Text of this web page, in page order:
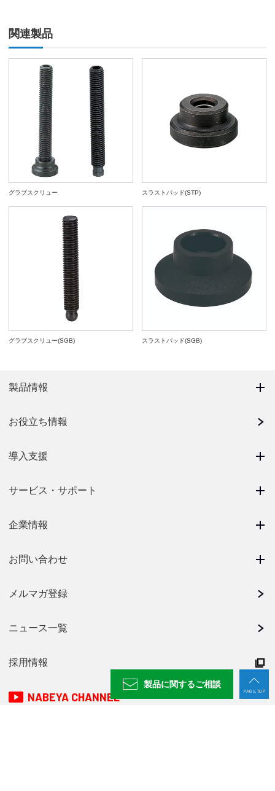
関連製品
グラブスクリュー スラストパッド(STP)
グラブスクリュー(SGB) スラストパッド(SGB)
製品に関するご相談
PAGE TOP
製品情報
お役立ち情報
導入支援
サービス・サポート
企業情報
お問い合わせ
メルマガ登録
ニュース一覧
採用情報
NABEYA CHANNEL